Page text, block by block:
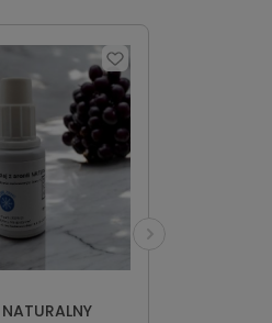
Olej z aronii NATURALNY